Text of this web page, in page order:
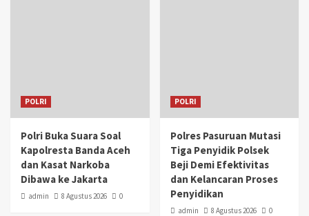
POLRI
Polri Buka Suara Soal
Kapolresta Banda Aceh
dan Kasat Narkoba
Dibawa ke Jakarta
admin 8 Agustus 2026 0
POLRI
Polres Pasuruan Mutasi
Tiga Penyidik Polsek
Beji Demi Efektivitas
dan Kelancaran Proses
Penyidikan
admin 8 Agustus 2026 0